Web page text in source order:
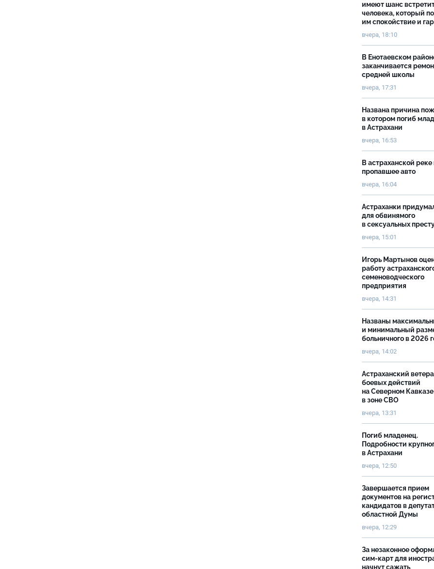
имеют шанс
человека, который
им спокойствие и
вчера, 18:10
В Енотаевском
заканчивается
средней школы
вчера, 17:31
Названа причина
в котором погиб
в Астрахани
вчера, 16:53
В астраханской
пропавшее авто
вчера, 16:04
Астраханки
для обвинямого
в сексуальных
вчера, 15:01
Игорь Мартынов
работу
семеноводческого
предприятия
вчера, 14:31
Названы
и минимальный
больничного в 2026
вчера, 14:02
Астраханский
боевых действий
на Северном
в зоне СВО
вчера, 13:31
Погиб младенец.
Подробности
в Астрахани
вчера, 12:50
Завершается прием
документов на
кандидатов в
областной Думы
вчера, 12:29
За незаконное
сим-карт для
начнут сажать